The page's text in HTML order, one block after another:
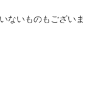
ないものもございま